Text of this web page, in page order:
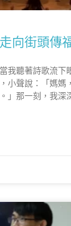
向街頭傳
我聽著詩歌流下
小聲說：「媽媽
」那一刻，我深